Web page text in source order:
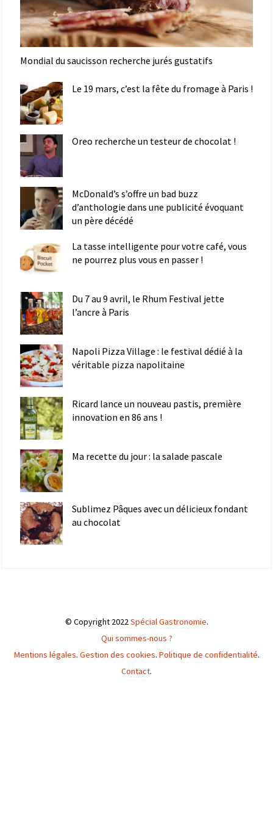
Mondial du saucisson recherche jurés gustatifs
Le 19 mars, c’est la fête du fromage à Paris !
Oreo recherche un testeur de chocolat !
McDonald’s s’offre un bad buzz
d’anthologie dans une publicité évoquant
un père décédé
La tasse intelligente pour votre café, vous
ne pourrez plus vous en passer !
Du 7 au 9 avril, le Rhum Festival jette
l’ancre à Paris
Napoli Pizza Village : le festival dédié à la
véritable pizza napolitaine
Ricard lance un nouveau pastis, première
innovation en 86 ans !
Ma recette du jour : la salade pascale
Sublimez Pâques avec un délicieux fondant
au chocolat
© Copyright 2022Spécial Gastronomie.
Qui sommes-nous ?
Mentions légales. Gestion des cookies. Politique de confidentialité.
Contact.